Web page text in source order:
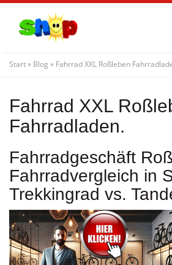
content
Start» Blog » Fahrrad XXL Roßleben
Fahrrad XXL
Fahrradladen.
Fahrradgeschäft
Fahrradvergleich in
Trekkingrad vs.